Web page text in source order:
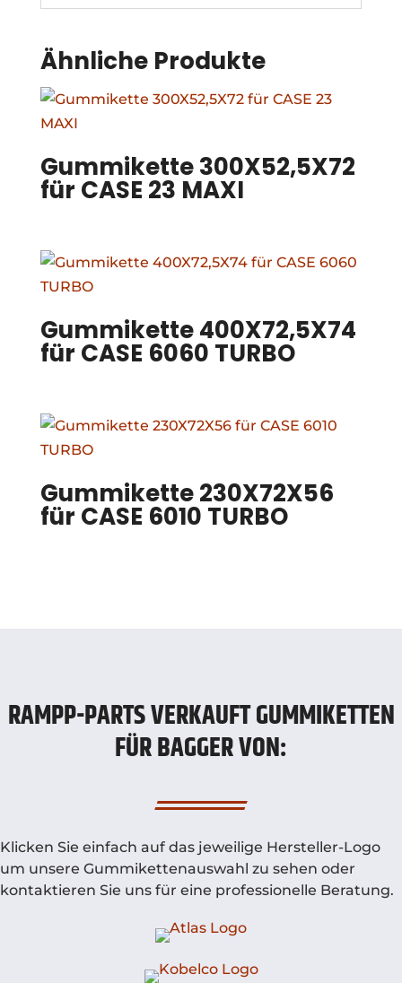
Ähnliche Produkte
Gummikette 300X52,5X72
für CASE 23 MAXI
Gummikette 400X72,5X74
für CASE 6060 TURBO
Gummikette 230X72X56
für CASE 6010 TURBO
RAMPP-PARTS VERKAUFT GUMMIKETTEN
FÜR BAGGER VON:
Klicken Sie einfach auf das jeweilige Hersteller-Logo
um unsere Gummikettenauswahl zu sehen oder
kontaktieren Sie uns für eine professionelle Beratung.